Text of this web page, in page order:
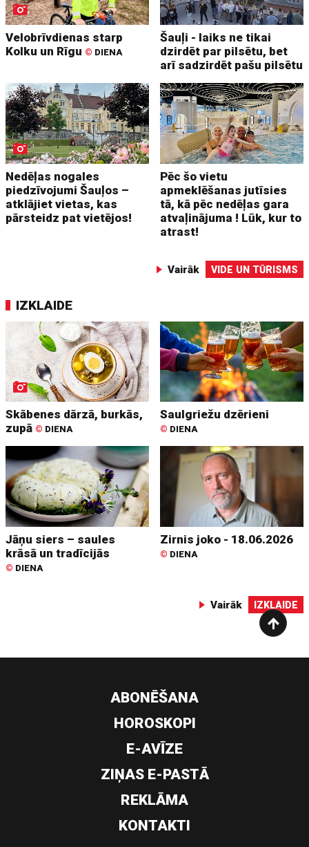
Velobrīvdienas starp
Kolku un Rīgu © DIENA
Šauļi - laiks ne tikai
dzirdēt par pilsētu, bet
arī sadzirdēt pašu pilsētu
Nedēļas nogales
piedzīvojumi Šauļos –
atklājiet vietas, kas
pārsteidz pat vietējos!
Pēc šo vietu
apmeklēšanas jutīsies
tā, kā pēc nedēļas gara
atvaļinājuma ! Lūk, kur to
atrast!
Vairāk VIDE UN TŪRISMS
IZKLAIDE
Skābenes dārzā, burkās,
zupā © DIENA
Saulgriežu dzērieni
© DIENA
Jāņu siers – saules
krāsā un tradīcijās
© DIENA
Zirnis joko - 18.06.2026
© DIENA
Vairāk IZKLAIDE
ABONĒŠANA
HOROSKOPI
E-AVĪZE
ZIŅAS E-PASTĀ
REKLĀMA
KONTAKTI